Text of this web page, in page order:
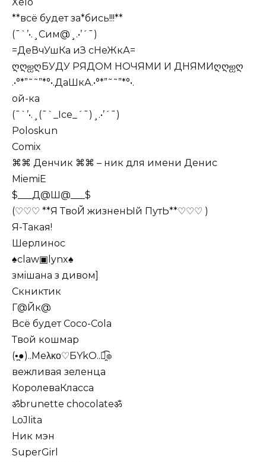
**всё будет за*бись!!!**
(¯`’•.¸Cим@¸.•’´¯)
=ДеВчУшКа иЗ сНеЖкА=
ღღஐღБУДУ РЯДОМ НОЧЯМИ И ДНЯМИღღஐღ
.•°*”˜˜”*°•.ДаШкА.•°*”˜˜”*°•.
ой-ка
(¯`’•.¸(¯`_Ice_´¯)¸.•’´¯)
Poloskun
Comix
⌘⌘ Денчик ⌘⌘ – ник для имени Денис
MiemiE
$___Д@Ш@___$
(♡♡♡ **Я ТвоЙ жизненЫй ПутЬ**♡♡♡ )
Я-Такая!
Шерлинос
♠сlaw▣lynx♠
змiшана з дивом]
Скниктик
Г@Йк@
Всё будет Coco-Cola
Твой кошмар
(•̪●)..Meλκο♡БYkO..๏̯͡๏
вежливая зеленца
КоролеваКласса
ॐbrunette chocolateॐ
LoJIita
Ник мэн
SuperGirl